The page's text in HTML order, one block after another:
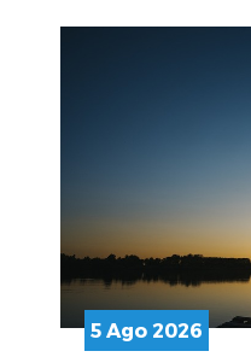
5 Ago 2026